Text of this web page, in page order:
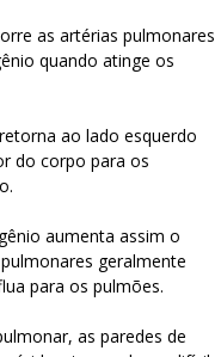
as artérias pulmonares
quando atinge os
ao lado esquerdo
do corpo para os
aumenta assim o
geralmente
para os pulmões.
as paredes de